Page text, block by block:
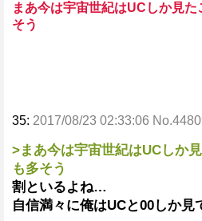
まあ今は宇宙世紀はUCしか見
そう
35: 2017/08/23 02:33:06
>まあ今は宇宙世紀はUCしか
も多そう
割といるよね…
自信満々に俺はUCと00しか見